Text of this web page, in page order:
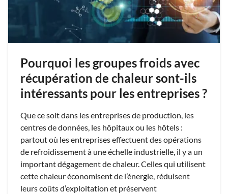
Pourquoi les groupes froids avec
récupération de chaleur sont-ils
intéressants pour les entreprises ?
Que ce soit dans les entreprises de production, les
centres de données, les hôpitaux ou les hôtels :
partout où les entreprises effectuent des opérations
de refroidissement à une échelle industrielle, il y a un
important dégagement de chaleur. Celles qui utilisent
cette chaleur économisent de l’énergie, réduisent
leurs coûts d’exploitation et préservent